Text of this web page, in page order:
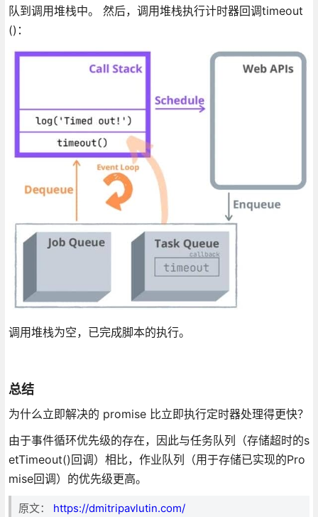
队到调用堆栈中。 然后，调用堆栈执行计时器回调timeout
()：
调用堆栈为空，已完成脚本的执行。
总结
为什么立即解决的 promise 比立即执行定时器处理得更快？
由于事件循环优先级的存在，因此与任务队列（存储超时的s
etTimeout()回调）相比，作业队列（用于存储已实现的Pro
mise回调）的优先级更高。
原文： https://dmitripavlutin.com/